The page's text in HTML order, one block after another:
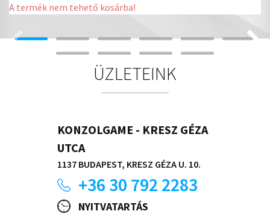
A termék nem tehető kosárba!
ÜZLETEINK
KONZOLGAME - KRESZ GÉZA
UTCA
1137 BUDAPEST, KRESZ GÉZA U. 10.
+36 30 792 2283
NYITVATARTÁS